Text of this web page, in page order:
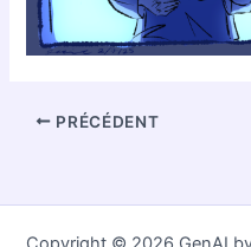
PRÉCÉDENT